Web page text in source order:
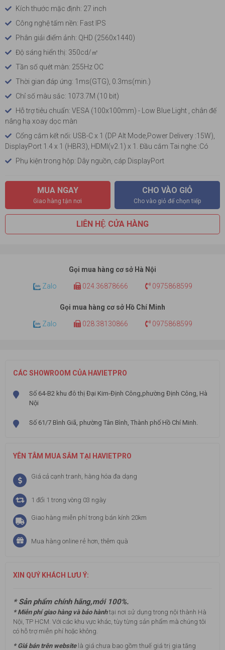
Kích thước mặc định: 27 inch
Công nghệ tấm nền: Fast IPS
Phân giải điểm ảnh: QHD (2560x1440)
Độ sáng hiển thị: 350cd/㎡
Tần số quét màn: 255Hz OC
Thời gian đáp ứng: 1ms(GTG), 0.3ms(min.)
Chỉ số màu sắc: 1073.7M (10 bit)
Hỗ trợ tiêu chuẩn: VESA (100x100mm) - Low Blue Light , chân đế
nâng hạ xoay dọc màn
Cổng cắm kết nối: USB-C x 1 (DP Alt Mode,Power Delivery :15W),
DisplayPort 1.4 x 1 (HBR3), HDMI(v2.1) x 1. Đầu cắm Tai nghe :Có
Phụ kiện trong hộp: Dây nguồn, cáp DisplayPort
MUA NGAY
Giao hàng tận nơi
CHO VÀO GIỎ
Cho vào giỏ để chọn tiếp
LIÊN HỆ CỬA HÀNG
Gọi mua hàng cơ sở Hà Nội
Zalo 024.36878666 0975868599
Gọi mua hàng cơ sở Hồ Chí Minh
Zalo 028.38130866 0975868599
CÁC SHOWROOM CỦA HAVIETPRO
Số 64-B2 khu đô thị Đại Kim-Định Công,phường Định Công, Hà
Nội
Số 61/7 Bình Giã, phường Tân Bình, Thành phố Hồ Chí Minh.
YÊN TÂM MUA SẮM TẠI HAVIETPRO
Giá cả cạnh tranh, hàng hóa đa dạng
1 đổi 1 trong vòng 03 ngày
Giao hàng miễn phí trong bán kính 20km
Mua hàng online rẻ hơn, thêm quà
XIN QUÝ KHÁCH LƯU Ý:
* Sản phẩm chính hãng,mới 100%.
* Miễn phí giao hàng và bảo hànhtại nơi sử dụng trong nội thành Hà
Nội, TP HCM. Với các khu vực khác, tùy từng sản phẩm mà chúng tôi
có hỗ trợ miễn phí hoặc không.
* Giá bán trên websitelà giá chưa bao gồm thuế giá trị gia tăng